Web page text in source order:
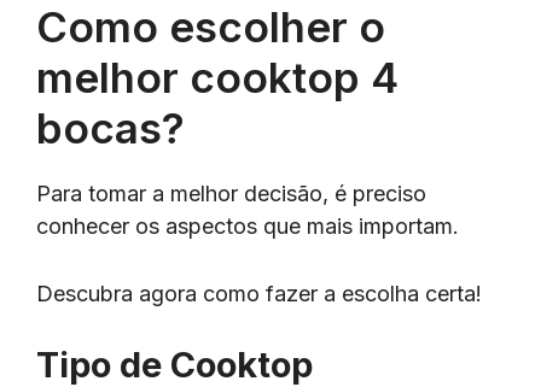
Como escolher o
melhor cooktop 4
bocas?
Para tomar a melhor decisão, é preciso
conhecer os aspectos que mais importam.
Descubra agora como fazer a escolha certa!
Tipo de Cooktop